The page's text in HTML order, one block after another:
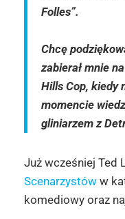
Folles”.
Chcę
zabierał mnie
Hills Cop, kiedy
momencie
gliniarzem z
Już wcześniej Ted
Scenarzystóww
komediowy oraz